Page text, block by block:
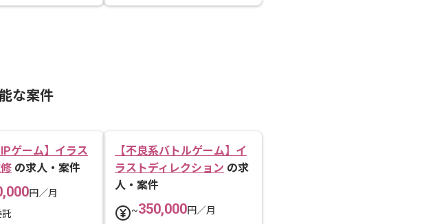
な案件
IPゲーム】イラス
の求人・案件
円／月
【不良系バトルゲーム】イ
ラストディレクション の求
人・案件
~350,000円／月